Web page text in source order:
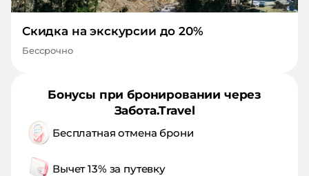
Скидка на экскурсии до 20%
Бессрочно
Бонусы при бронировании через
Забота.Travel
Бесплатная отмена брони
Вычет 13% за путевку